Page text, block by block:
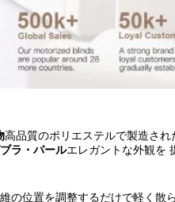
高品質のポリエステルで製造され
ラ・パールエレガントな外観を
の位置を調整するだけで軽く散